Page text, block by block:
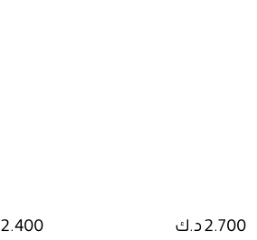
2.700 د.ك 2.400 د.ك